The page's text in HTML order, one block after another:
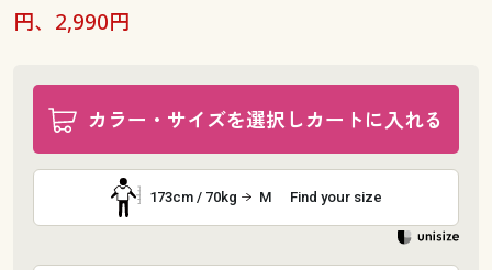
円、2,990円
カラー・サイズを選択しカートに入れる
173cm / 70kg M Find your size